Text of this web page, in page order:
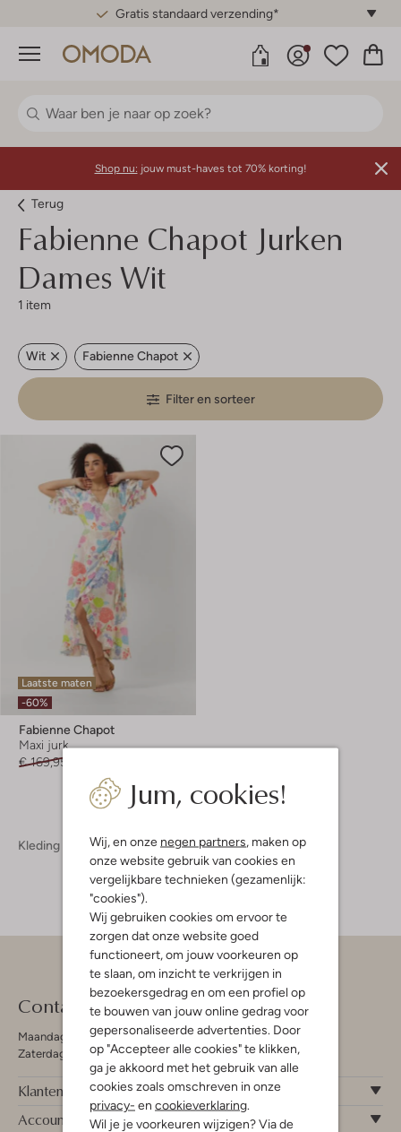
Gratis standaard verzending*
Menu
Jum, cookies!
Wij, en onze negen partners, maken op
onze website gebruik van cookies en
vergelijkbare technieken (gezamenlijk:
"cookies").
Wij gebruiken cookies om ervoor te
zorgen dat onze website goed
functioneert, om jouw voorkeuren op
te slaan, om inzicht te verkrijgen in
bezoekersgedrag en om een profiel op
te bouwen van jouw online gedrag voor
gepersonaliseerde advertenties. Door
op "Accepteer alle cookies" te klikken,
ga je akkoord met het gebruik van alle
cookies zoals omschreven in onze
privacy- en cookieverklaring.
Wil je je voorkeuren wijzigen? Via de
Shop nu: jouw must-haves tot 70% korting!
Terug
Fabienne Chapot Jurken
Dames Wit
1 item
Wit Fabienne Chapot
Filter en sorteer
Laatste maten
-60%
Fabienne Chapot
Maxi jurk
€ 169,95
Kleding Jurken
Contact
Maandag - Vrijdag 09:00 - 19:00 uur
Zaterdag 09:00 - 17:00 uur
Klantenservice
Account